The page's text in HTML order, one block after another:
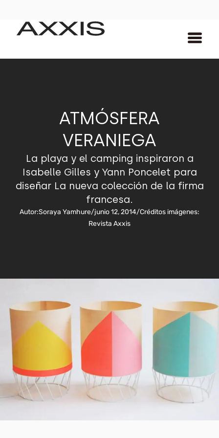
ATMÓSFERA
VERANIEGA
La playa y el camping inspiraron a
Isabelle Gilles y Yann Poncelet para
diseñar La nueva colección de la firma
francesa.
Autor:Soraya Yamhure/junio 12, 2014/Créditos imágenes:
Revista Axxis